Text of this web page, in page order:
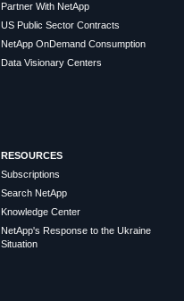
Partner With NetApp
US Public Sector Contracts
NetApp OnDemand Consumption
Data Visionary Centers
RESOURCES
Subscriptions
Search NetApp
Knowledge Center
NetApp's Response to the Ukraine
Situation